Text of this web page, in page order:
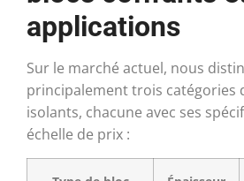
applications
Sur le marché actuel, nous
principalement trois catégories
isolants, chacune avec ses
échelle de prix :